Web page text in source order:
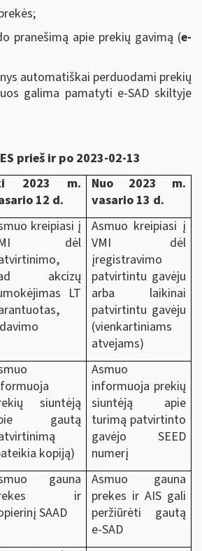
pranešimą apie prekių gavimą (e-
automatiškai perduodami prekių
galima pamatyti e-SAD skiltyje
prieš ir po 2023-02-13
2023 m.
12 d.
Nuo 2023 m.
vasario 13 d.
kreipiasi į
dėl
akcizų
LT
Asmuo kreipiasi į
VMI dėl
įregistravimo
patvirtintu gavėju
arba laikinai
patvirtintu gavėju
(vienkartiniams
atvejams)
siuntėją
gautą
kopiją)
Asmuo
informuoja prekių
siuntėją apie
turimą patvirtinto
gavėjo SEED
numerį
gauna
ir
SAAD
Asmuo gauna
prekes ir AIS gali
peržiūrėti gautą
e-SAD